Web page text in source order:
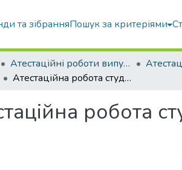
та зібранняПошук за критеріями
Атестаційні роботи випускників
Атестаційна робота студента Шакури Івана Олександровича
робота